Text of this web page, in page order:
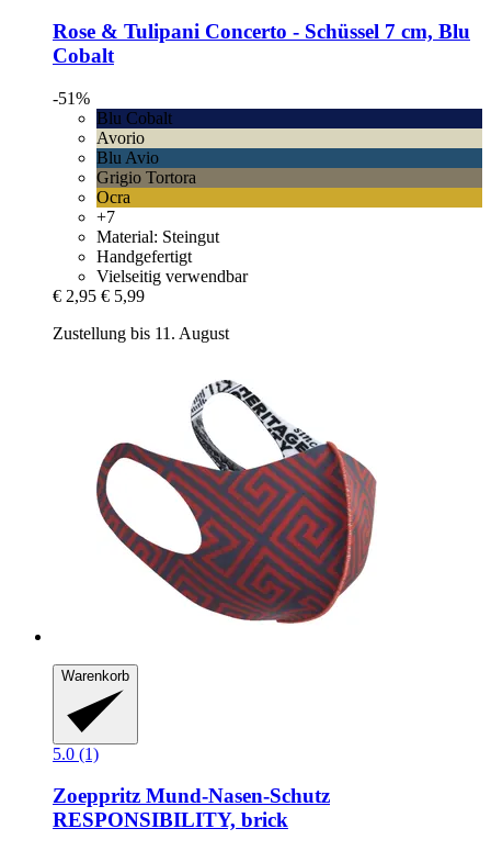
Rose & Tulipani Concerto -​ Schüssel 7 cm, Blu
Cobalt
-51%
Blu Cobalt
Avorio
Blu Avio
Grigio Tortora
Ocra
+7
Material: Steingut
Handgefertigt
Vielseitig verwendbar
€ 2,95 € 5,99
Zustellung bis 11. August
Warenkorb
5.0 (1)
Zoeppritz Mund-​Nasen-​Schutz
RESPONSIBILITY, brick